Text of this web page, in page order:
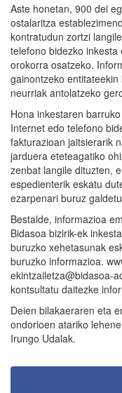
Aste honetan, 900 dei
ostalaritza
kontratudun zortzi
telefono bidezko
orokorra osatzeko.
gainontzeko
neurriak antolatzeko
Hona inkestaren
Internet edo telefono
fakturazioan jaitsierarik
jarduera eteteagatiko
zenbat langile dituzten,
espedienterik eskatu
ezarpenari buruz
Bestalde, informazioa
Bidasoa bizirik-ek
buruzko xehetasunak
buruzko informazioa.
ekintzailetza@bidasoa-
kontsultatu daitezke
Deien bilakaeraren eta
ondorioen atariko
Irungo Udalak.